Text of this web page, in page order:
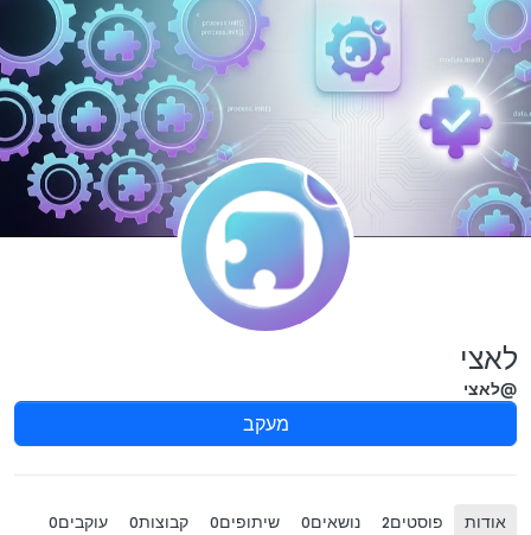
דילוג לתוכן
לאצי
@לאצי
מעקב
אודות פוסטים2 נושאים0 שיתופים0 קבוצות0 עוקבים0